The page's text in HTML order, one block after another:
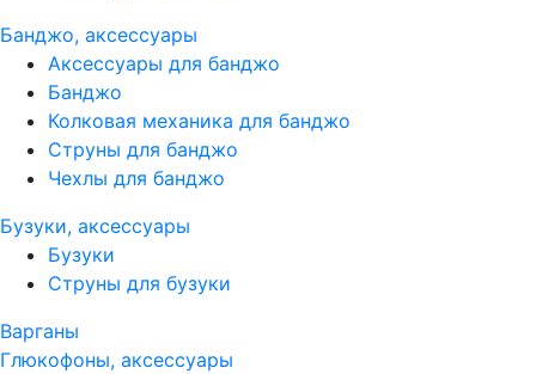
Банджо, аксессуары
Аксессуары для банджо
Банджо
Колковая механика для банджо
Струны для банджо
Чехлы для банджо
Бузуки, аксессуары
Бузуки
Струны для бузуки
Варганы
Глюкофоны, аксессуары